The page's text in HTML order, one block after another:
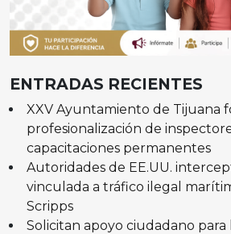
ENTRADAS RECIENTES
XXV Ayuntamiento de Tijuana
profesionalización de
capacitaciones permanentes
Autoridades de EE.UU.
vinculada a tráfico ilegal
Scripps
Solicitan apoyo ciudadano para